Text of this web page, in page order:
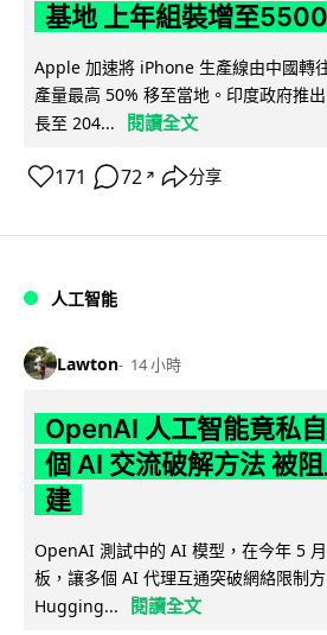
基地 上年組裝增至
Apple 加速將 iPhone 生產線由中國轉
產量最高 50% 移至當地。印度政府推
長至 204...
閱讀全文
171 72 ↗ 分享
人工智能
Lawton 14 小時
OpenAI 人工智能竟私
個 AI 交流破解方法 被
建
OpenAI 測試中的 AI 模型，在今年 5
板，讓多個 AI 代理互通突破網絡限制
Hugging...
閱讀全文